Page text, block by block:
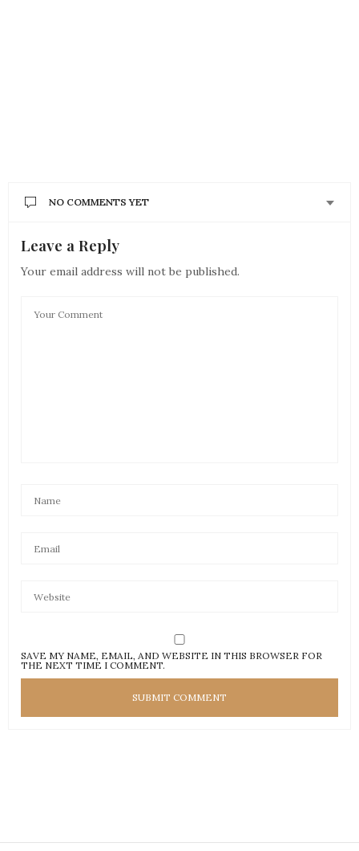
NO COMMENTS YET
Leave a Reply
Your email address will not be published.
SAVE MY NAME, EMAIL, AND WEBSITE IN THIS BROWSER FOR
THE NEXT TIME I COMMENT.